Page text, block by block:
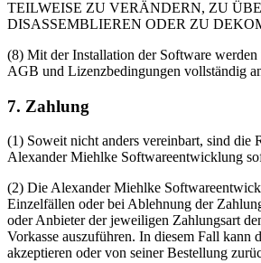
TEILWEISE ZU VERÄNDERN, ZU
DISASSEMBLIEREN ODER ZU
(8) Mit der Installation der Software
AGB und Lizenzbedingungen vollständig
7. Zahlung
(1) Soweit nicht anders vereinbart, sind die
Alexander Miehlke Softwareentwicklung
(2) Die Alexander Miehlke
Einzelfällen oder bei Ablehnung der
oder Anbieter der jeweiligen Zahlungsart
Vorkasse auszuführen. In diesem Fall kann
akzeptieren oder von seiner Bestellung